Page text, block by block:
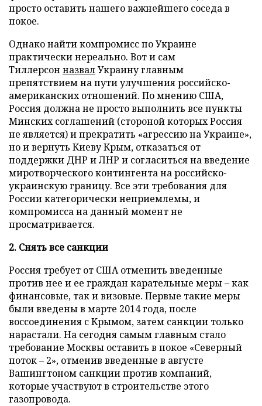
просто оставить нашего важнейшего соседа в
покое.
Однако найти компромисс по Украине
практически нереально. Вот и сам
Тиллерсон назвалУкраину главным
препятствием на пути улучшения российско-
американских отношений. По мнению США,
Россия должна не просто выполнить все пункты
Минских соглашений (стороной которых Россия
не является) и прекратить «агрессию на Украине»,
но и вернуть Киеву Крым, отказаться от
поддержки ДНР и ЛНР и согласиться на введение
миротворческого контингента на российско-
украинскую границу. Все эти требования для
России категорически неприемлемы, и
компромисса на данный момент не
просматривается.
2. Снять все санкции
Россия требует от США отменить введенные
против нее и ее граждан карательные меры – как
финансовые, так и визовые. Первые такие меры
были введены в марте 2014 года, после
воссоединения с Крымом, затем санкции только
нарастали. На сегодня самым главным стало
требование Москвы оставить в покое «Северный
поток – 2», отменив введенные в августе
Вашингтоном санкции против компаний,
которые участвуют в строительстве этого
газопровода.